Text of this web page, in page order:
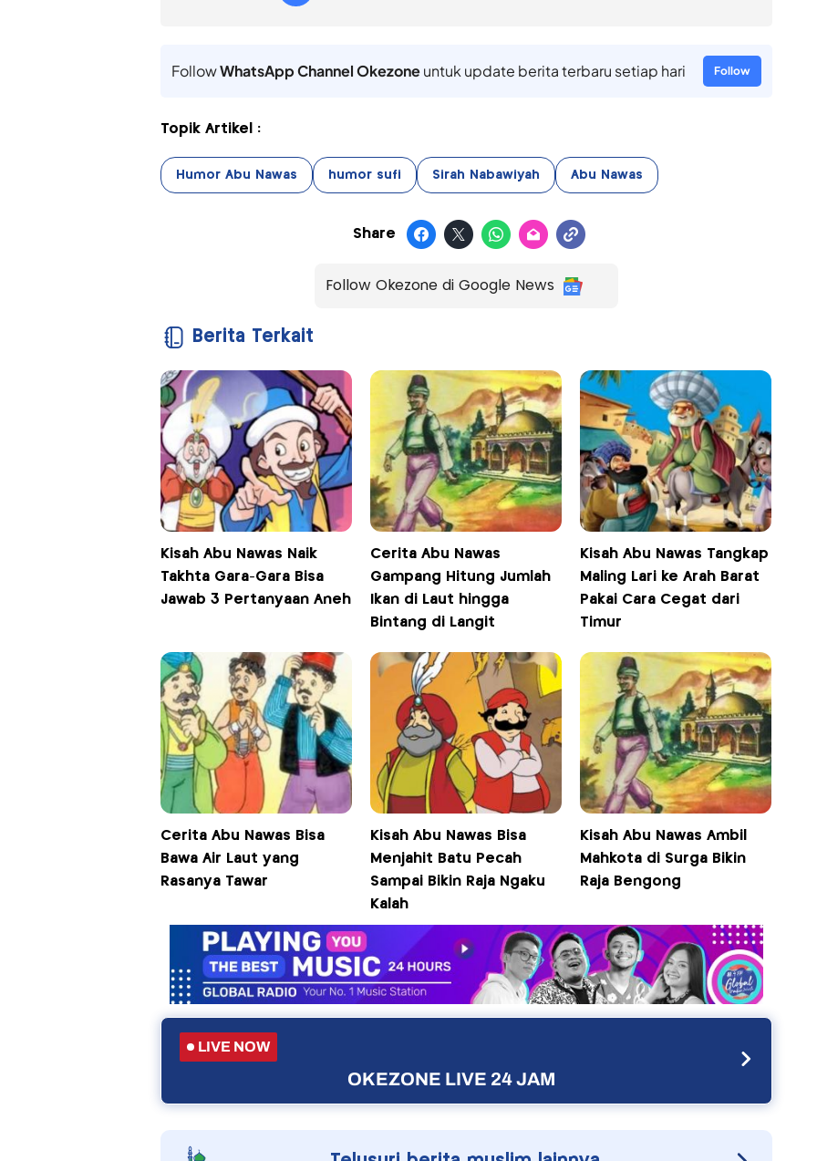
FollowWhatsApp Channel Okezoneuntuk update berita terbaru setiap hari Follow
Topik Artikel :
Humor Abu Nawas humor sufi Sirah Nabawiyah Abu Nawas
Share
Follow Okezone di Google News
Berita Terkait
Kisah Abu Nawas Naik
Takhta Gara-Gara Bisa
Jawab 3 Pertanyaan Aneh
Cerita Abu Nawas
Gampang Hitung Jumlah
Ikan di Laut hingga
Bintang di Langit
Kisah Abu Nawas Tangkap
Maling Lari ke Arah Barat
Pakai Cara Cegat dari
Timur
Cerita Abu Nawas Bisa
Bawa Air Laut yang
Rasanya Tawar
Kisah Abu Nawas Bisa
Menjahit Batu Pecah
Sampai Bikin Raja Ngaku
Kalah
Kisah Abu Nawas Ambil
Mahkota di Surga Bikin
Raja Bengong
LIVE NOW
OKEZONE LIVE 24 JAM